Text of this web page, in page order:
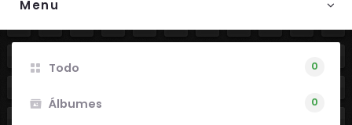
Menu
Todo 0
Álbumes 0